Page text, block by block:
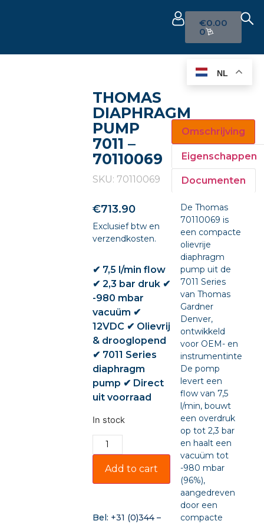
€0.00
0
THOMAS
DIAPHRAGM
PUMP
7011 –
70110069
SKU: 70110069
€713.90
Exclusief btw en
verzendkosten.
✔ 7,5 l/min flow
✔ 2,3 bar druk ✔
-980 mbar
vacuüm ✔
12VDC ✔ Olievrij
& drooglopend
✔ 7011 Series
diaphragm
pump ✔ Direct
uit voorraad
In stock
Add to cart
Bel: +31 (0)344 –
Omschrijving
Eigenschappen
Documenten
De Thomas
70110069 is
een compacte
olievrije
diaphragm
pump uit de
7011 Series
van Thomas
Gardner
Denver,
ontwikkeld
voor OEM- en
De pomp
levert een
flow van 7,5
l/min, bouwt
een overdruk
op tot 2,3 bar
en haalt een
vacuüm tot
-980 mbar
(96%),
aangedreven
door een
compacte
NL